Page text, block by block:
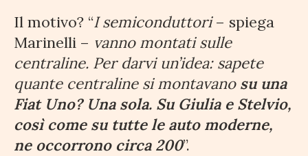
Il motivo? “I semiconduttori– spiega
Marinelli – vanno montati sulle
centraline. Per darvi un’idea: sapete
quante centraline si montavano su una
Fiat Uno? Una sola. Su Giulia e Stelvio,
così come su tutte le auto moderne,
ne occorrono circa 200”.